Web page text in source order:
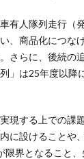
有人隊列走行（
、商品化につな
さらに、後続の
」は25年度以降
現する上での課
に設けることや
限界となること